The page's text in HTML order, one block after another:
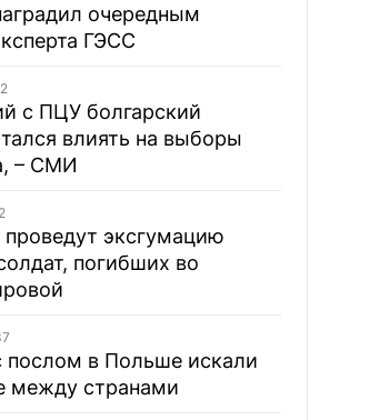
очередным
ГЭСС
с ПЦУ болгарский
влиять на выборы
– СМИ
эксгумацию
погибших во
послом в Польше искали
между странами